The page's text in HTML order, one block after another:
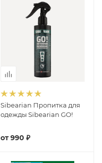
Sibearian Пропитка для
одежды Sibearian GO!
от990 ₽